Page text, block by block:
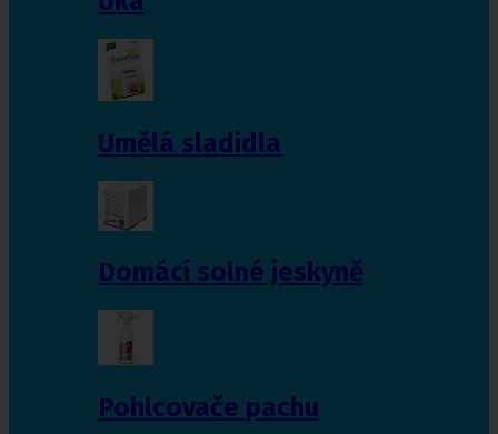
Umělá sladidla
Domácí solné jeskyně
Pohlcovače pachu